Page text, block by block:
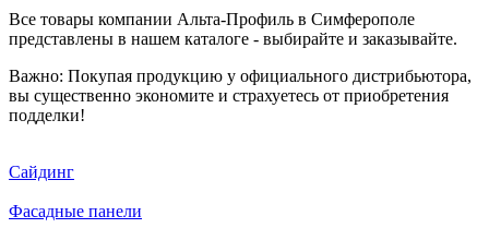
Все товары компании Альта-Профиль в Симферополе
представлены в нашем каталоге - выбирайте и заказывайте.
Важно: Покупая продукцию у официального дистрибьютора,
вы существенно экономите и страхуетесь от приобретения
подделки!
Сайдинг
Фасадные панели